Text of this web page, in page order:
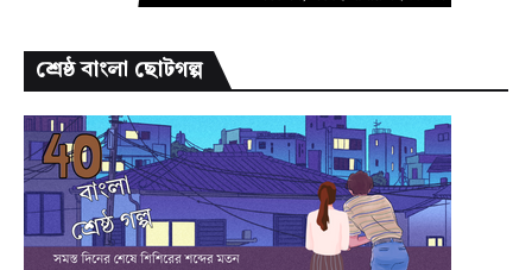
শ্রেষ্ঠ বাংলা ছোটগল্প